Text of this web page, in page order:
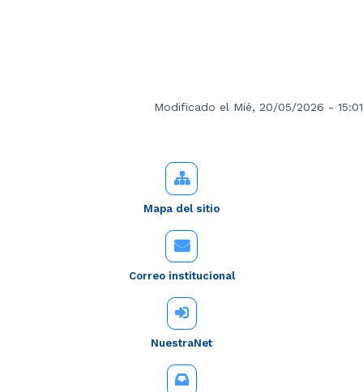
Modificado el Mié, 20/05/2026 - 15:01
Mapa del sitio
Correo institucional
NuestraNet